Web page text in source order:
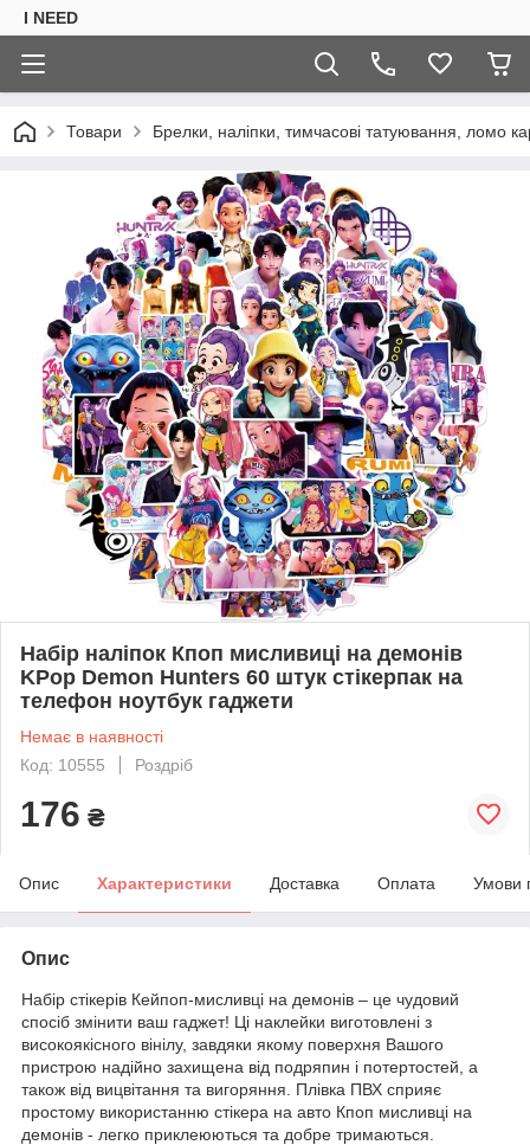
I NEED
Товари Брелки, наліпки, тимчасові татуювання, ломо
Набір наліпок Кпоп мисливиці на демонів
KPop Demon Hunters 60 штук стікерпак на
телефон ноутбук гаджети
Немає в наявності
Код: 10555
Роздріб
176 ₴
Опис Характеристики Доставка Оплата Умови
Опис
Набір стікерів Кейпоп-мисливці на демонів – це чудовий
спосіб змінити ваш гаджет! Ці наклейки виготовлені з
високоякісного вінілу, завдяки якому поверхня Вашого
пристрою надійно захищена від подряпин і потертостей, а
також від вицвітання та вигоряння. Плівка ПВХ сприяє
простому використанню стікера на авто Кпоп мисливці на
демонів - легко приклеюються та добре тримаються.